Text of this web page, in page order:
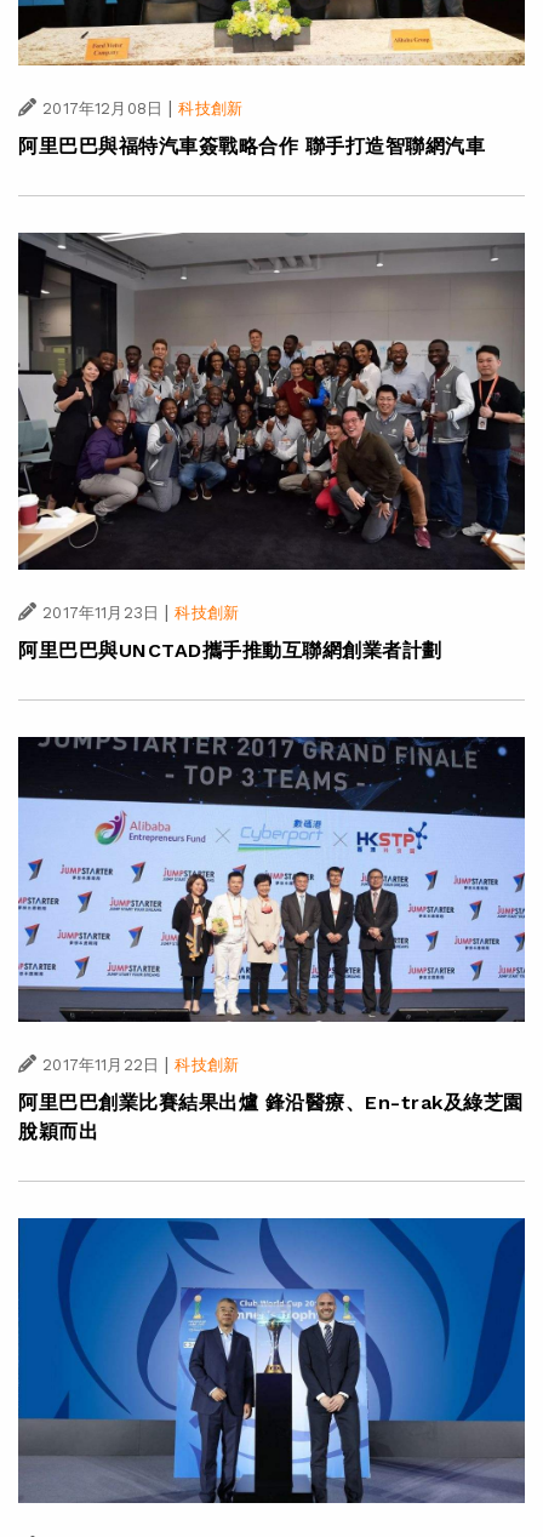
2017年12月08日 | 科技創新
阿里巴巴與福特汽車簽戰略合作 聯手打造智聯網汽車
2017年11月23日 | 科技創新
阿里巴巴與UNCTAD攜手推動互聯網創業者計劃
2017年11月22日 | 科技創新
阿里巴巴創業比賽結果出爐 鋒沿醫療、En-trak及綠芝園
脫穎而出